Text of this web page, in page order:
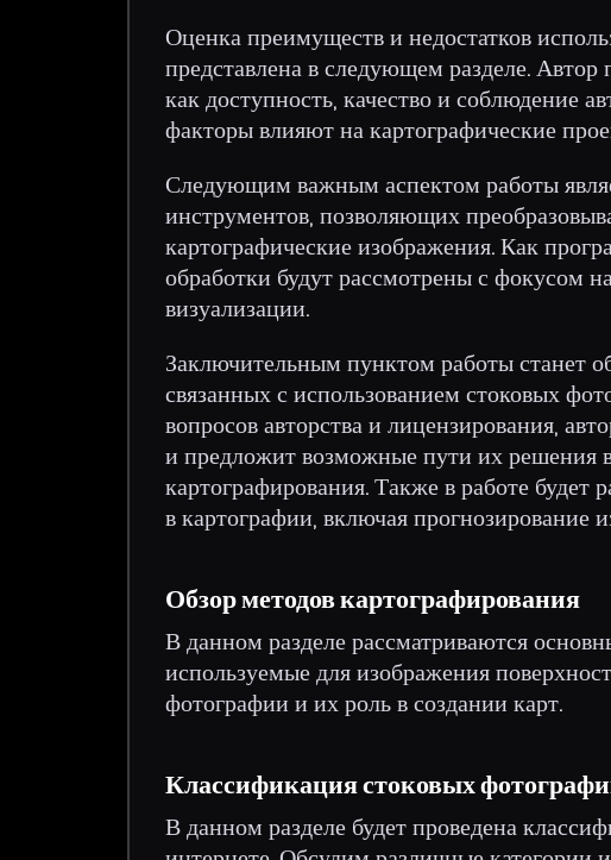
Оценка преимуществ и недостатков
представлена в следующем разделе.
как доступность, качество и соблюдение
факторы влияют на картографические
Следующим важным аспектом работы
инструментов, позволяющих
картографические изображения. Как
обработки будут рассмотрены с фокусом
визуализации.
Заключительным пунктом работы станет
связанных с использованием стоковых
вопросов авторства и лицензирования,
и предложит возможные пути их решения
картографирования. Также в работе
в картографии, включая прогнозирование
Обзор методов картографирования
В данном разделе рассматриваются
используемые для изображения
фотографии и их роль в создании карт.
Классификация стоковых
В данном разделе будет проведена